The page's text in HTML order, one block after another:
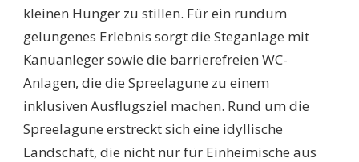
kleinen Hunger zu stillen. Für ein rundum
gelungenes Erlebnis sorgt die Steganlage mit
Kanuanleger sowie die barrierefreien WC-
Anlagen, die die Spreelagune zu einem
inklusiven Ausflugsziel machen. Rund um die
Spreelagune erstreckt sich eine idyllische
Landschaft, die nicht nur für Einheimische aus